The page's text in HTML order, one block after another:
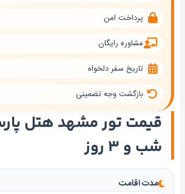
شب و ۳ روز
مدت اقامت
پرداخت امن
مشاوره رایگان
تاریخ سفر دلخواه
بازگشت وجه تضمینی